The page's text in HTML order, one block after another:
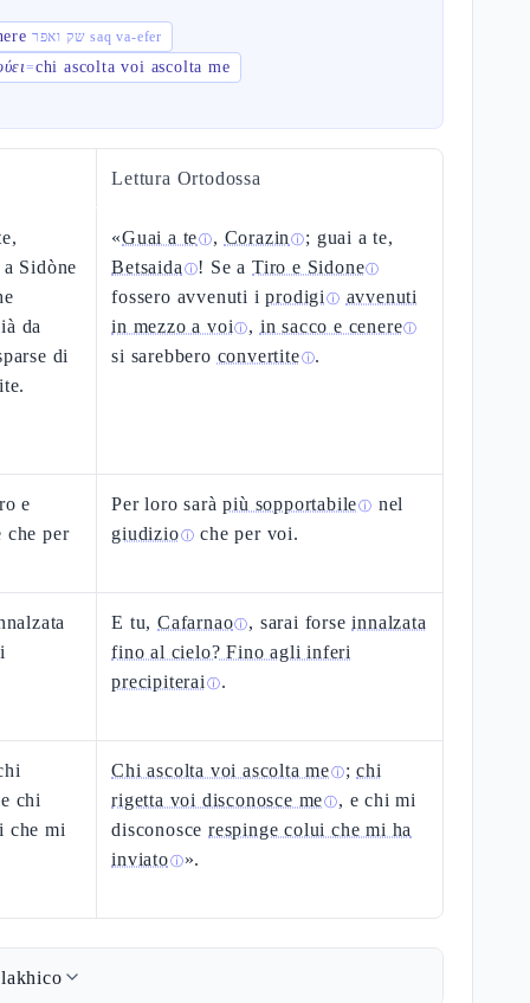
שק ואפר saq va-efer
=chi ascolta voi ascolta me
Lettura Ortodossa
Sidòne
da
di
«Guai a teⓘ, Corazin ⓘ; guai a te,
Betsaida ⓘ! Se aTiro e Sidoneⓘ
fossero avvenuti iprodigi ⓘ avvenuti
in mezzo a voi ⓘ, in sacco e cenereⓘ
si sarebbero convertiteⓘ.
e
che per
Per loro saràpiù sopportabileⓘ nel
giudizioⓘ che per voi.
E tu,Cafarnaoⓘ, sarai forseinnalzata
fino al cielo? Fino agli inferi
precipiterai ⓘ.
chi
che mi
Chi ascolta voi ascolta meⓘ;chi
rigetta voi disconosce meⓘ, e chi mi
disconoscerespinge colui che mi ha
inviatoⓘ».